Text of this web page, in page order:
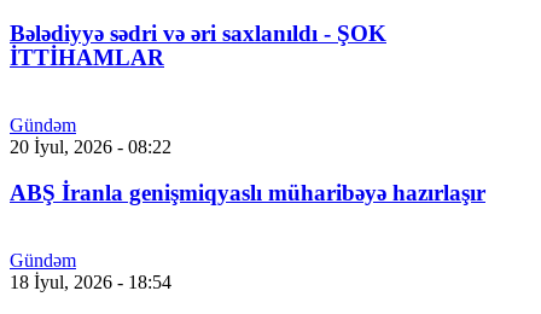
Bələdiyyə sədri və əri saxlanıldı - ŞOK
İTTİHAMLAR
Gündəm
20 İyul, 2026 - 08:22
ABŞ İranla genişmiqyaslı müharibəyə hazırlaşır
Gündəm
18 İyul, 2026 - 18:54